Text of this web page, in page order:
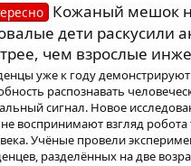
Кожаный мешок
дети раскусили
чем взрослые
уже к году
распознавать
сигнал. Новое
воспринимают взгляд робота
Учёные провели
разделённых на две